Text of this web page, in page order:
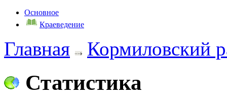
Основное
Краеведение
Главная Кормиловский
Статистика